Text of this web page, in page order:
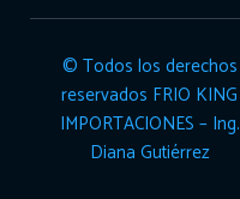
© Todos los derechos
reservados FRIO KING
IMPORTACIONES – Ing.
Diana Gutiérrez